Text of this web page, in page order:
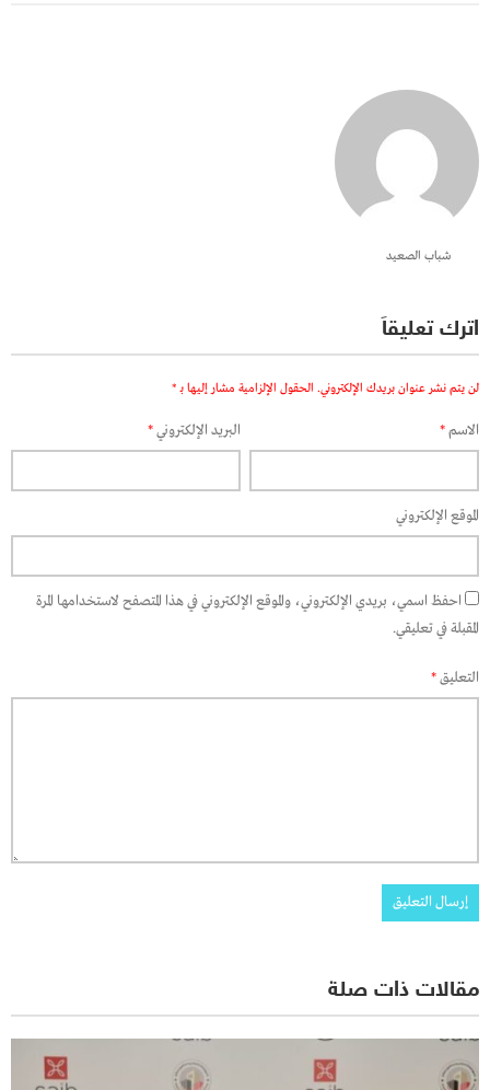
شباب الصعيد
اترك تعليقاً
لن يتم نشر عنوان بريدك الإلكتروني. الحقول الإلزامية مشار إليها بـ *
الاسم* البريد الإلكتروني*
الموقع الإلكتروني
احفظ اسمي، بريدي الإلكتروني، والموقع الإلكتروني في هذا المتصفح لاستخدامها المرة
المقبلة في تعليقي.
التعليق*
مقالات ذات صلة